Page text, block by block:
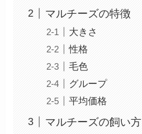
マルチーズの特徴
大きさ
性格
毛色
グループ
平均価格
マルチーズの飼い方